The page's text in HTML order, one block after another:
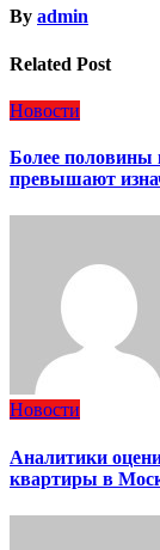
By admin
Related Post
Новости
Более половины
превышают
Новости
Аналитики
квартиры в